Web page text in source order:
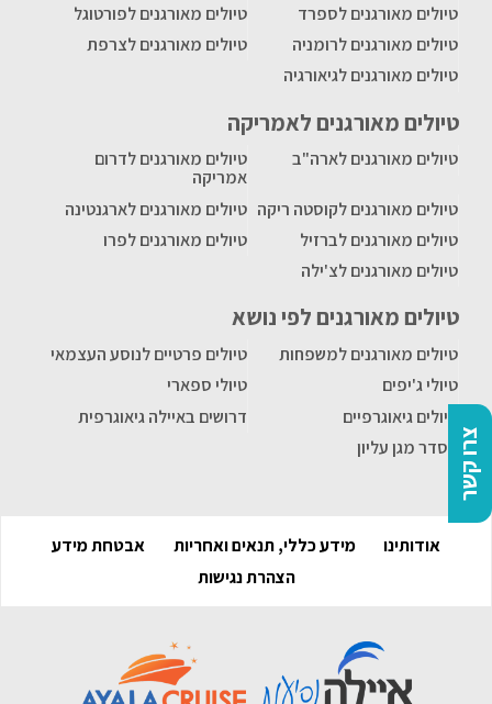
צרו קשר
טיולים מאורגנים לספרד
טיולים מאורגנים לפורטוגל
טיולים מאורגנים לרומניה
טיולים מאורגנים לצרפת
טיולים מאורגנים לגיאורגיה
טיולים מאורגנים לאמריקה
טיולים מאורגנים לארה"ב
טיולים מאורגנים לדרום
אמריקה
טיולים מאורגנים לקוסטה ריקה טיולים מאורגנים לארגנטינה
טיולים מאורגנים לברזיל
טיולים מאורגנים לפרו
טיולים מאורגנים לצ'ילה
טיולים מאורגנים לפי נושא
טיולים מאורגנים למשפחות
טיולים פרטיים לנוסע העצמאי
טיולי ג'יפים
טיולי ספארי
טיולים גיאוגרפיים
דרושים באיילה גיאוגרפית
הסדר מגן עליון
אודותינו מידע כללי, תנאים ואחריות
אבטחת מידע
הצהרת נגישות